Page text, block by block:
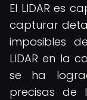
El LIDAR es
capturar
imposibles
LIDAR en la
se ha
precisas de